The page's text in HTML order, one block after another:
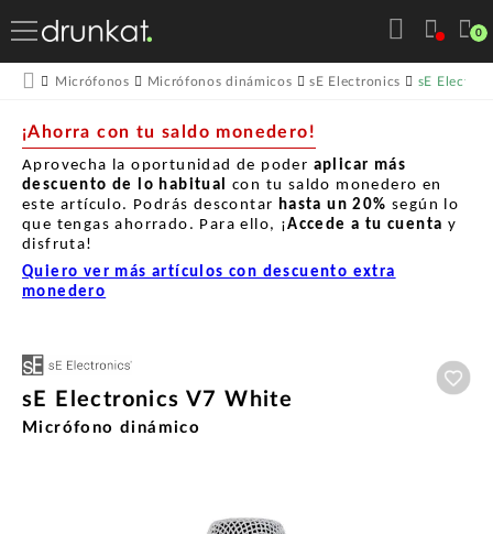
0
Micrófonos Micrófonos dinámicos sE Electronics sE
¡Ahorra con tu saldo monedero!
Aprovecha la oportunidad de poder aplicar más
descuento de lo habitual con tu saldo monedero en
este artículo. Podrás descontar hasta un 20% según lo
que tengas ahorrado. Para ello, ¡Accede a tu cuenta y
disfruta!
Quiero ver más artículos con descuento extra
monedero
sE Electronics V7 White
Micrófono dinámico